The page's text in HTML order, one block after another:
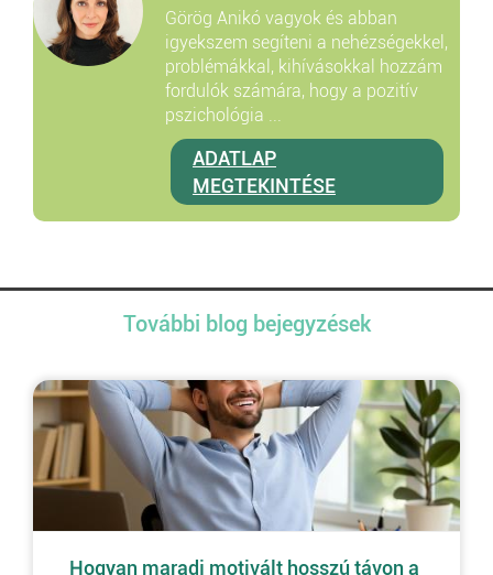
Görög Anikó vagyok és abban
igyekszem segíteni a nehézségekkel,
problémákkal, kihívásokkal hozzám
fordulók számára, hogy a pozitív
pszichológia ...
ADATLAP
MEGTEKINTÉSE
További blog bejegyzések
Hogyan maradj motivált hosszú távon a